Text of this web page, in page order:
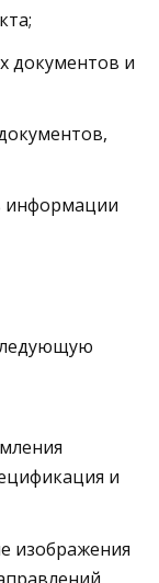
документов и
информации
и
изображения